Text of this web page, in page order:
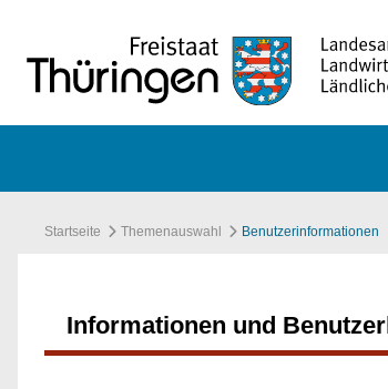
Startseite Themenauswahl Benutzerinformationen
Informationen und